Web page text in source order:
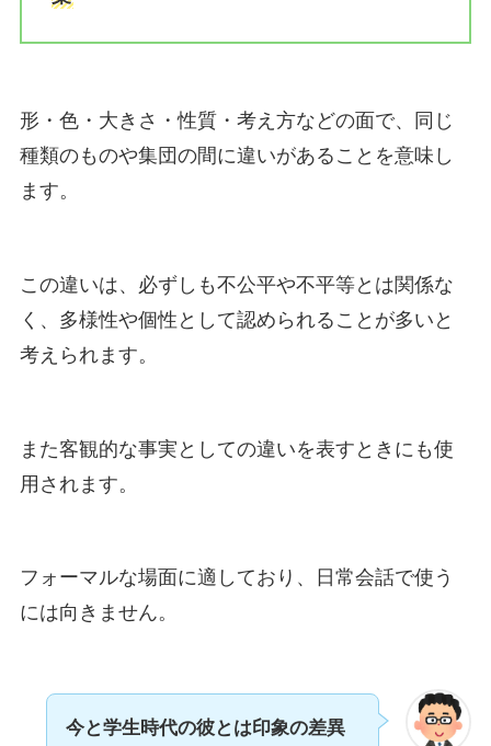
形・色・大きさ・性質・考え方などの面で、同じ
種類のものや集団の間に違いがあることを意味し
ます。
この違いは、必ずしも不公平や不平等とは関係な
く、多様性や個性として認められることが多いと
考えられます。
また客観的な事実としての違いを表すときにも使
用されます。
フォーマルな場面に適しており、日常会話で使う
には向きません。
今と学生時代の彼とは印象の差異